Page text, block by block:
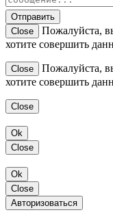
Отправить
Close
Пожалуйста,
хотите совершить
Close
Пожалуйста,
хотите совершить
Close
Ok
Close
Ok
Close
Авторизоваться